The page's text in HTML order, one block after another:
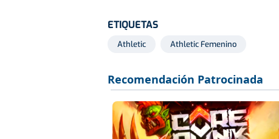
ETIQUETAS
Athletic Athletic Femenino